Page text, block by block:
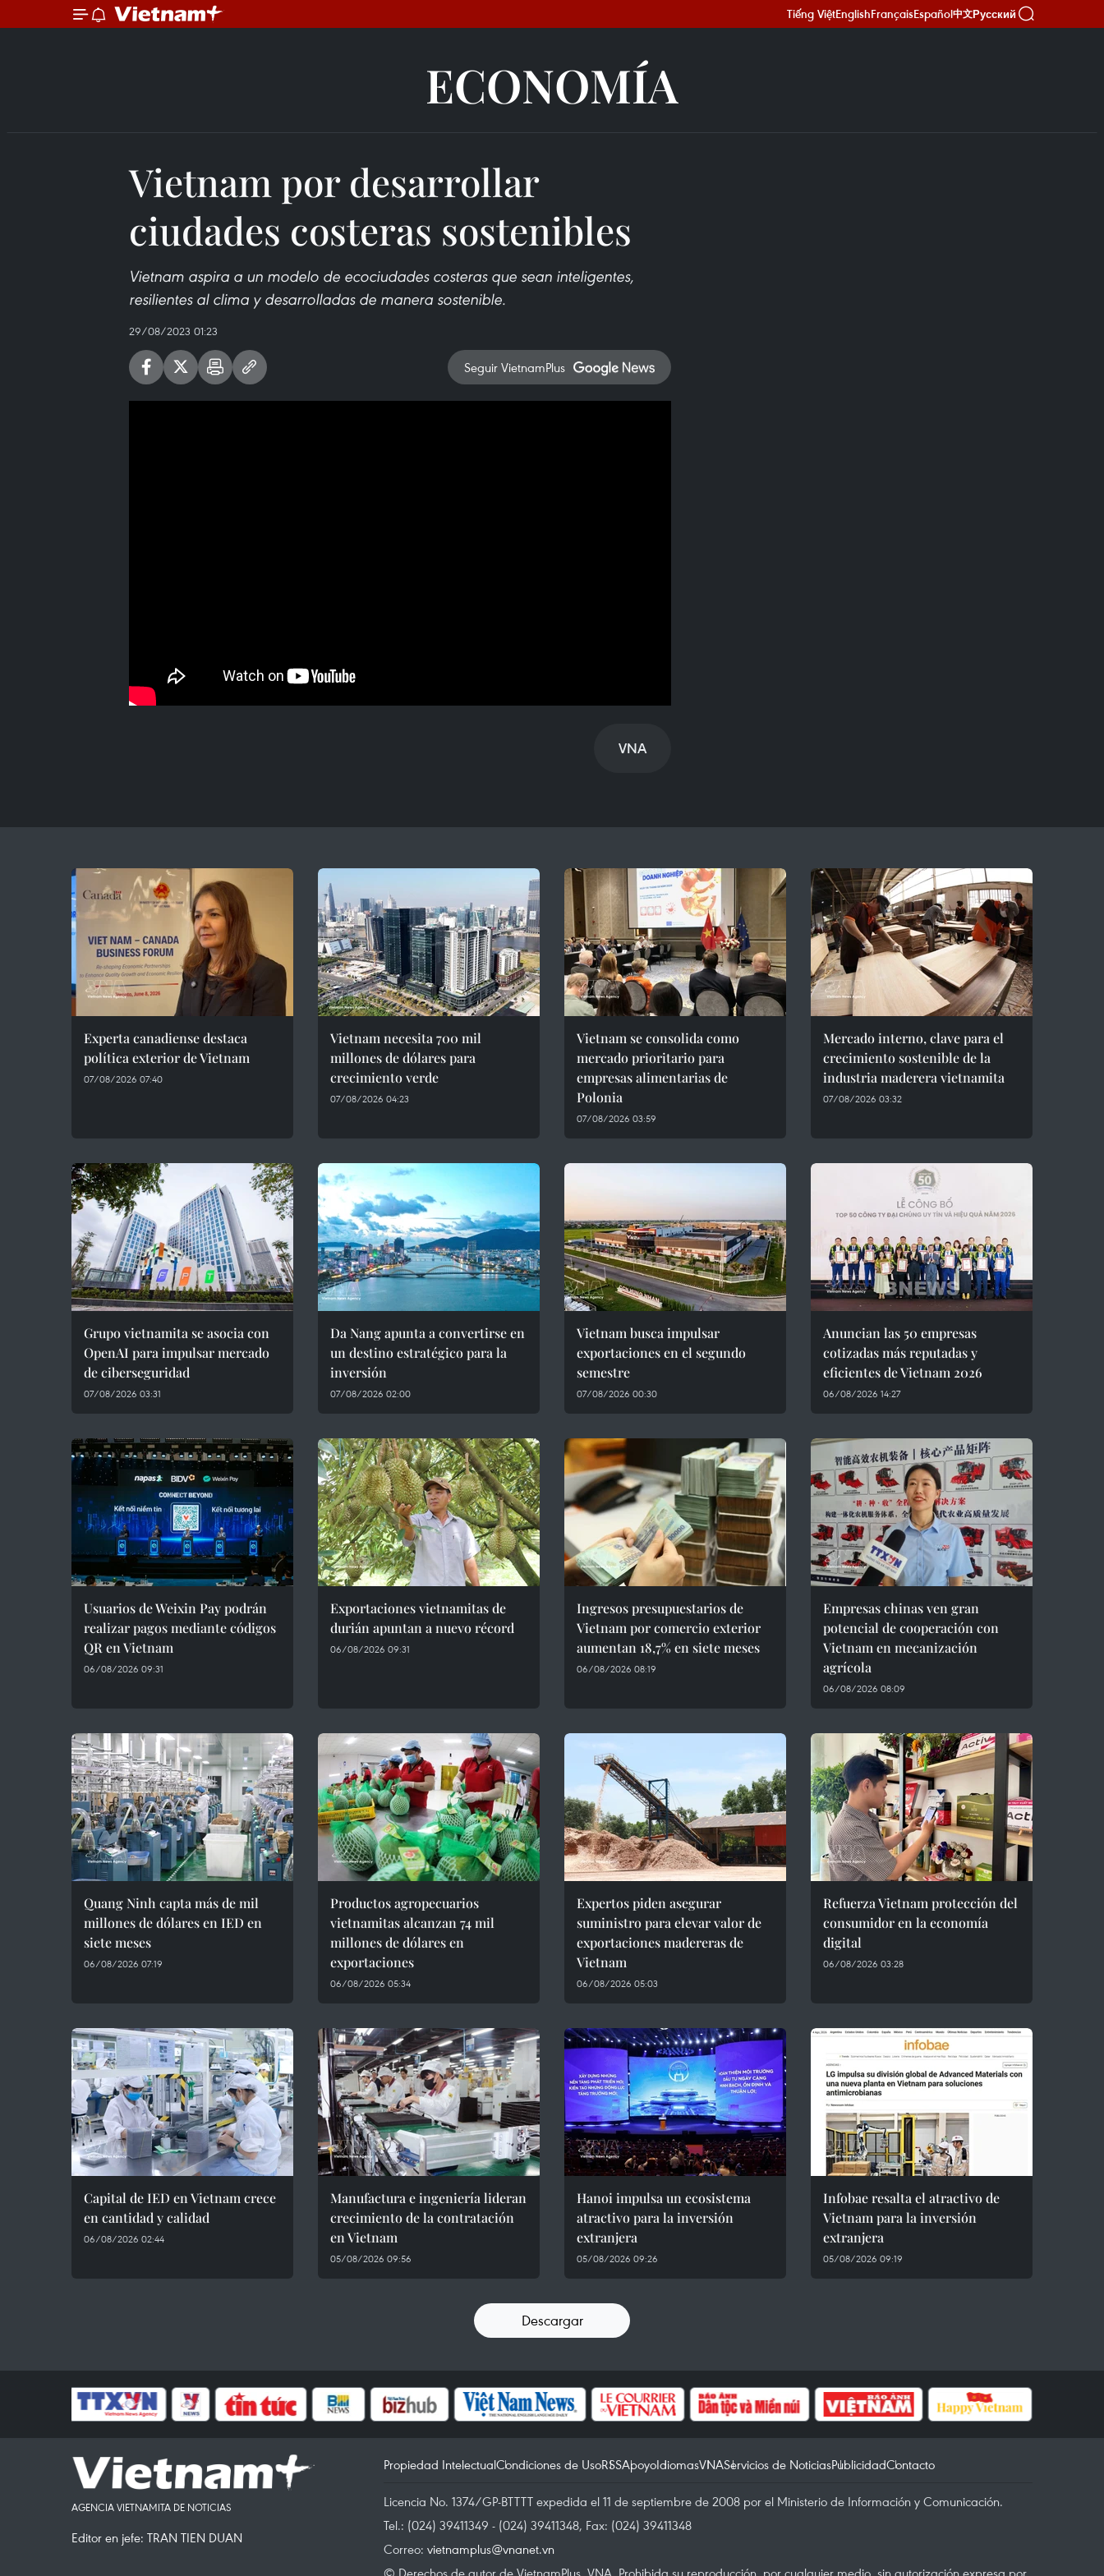
Tiếng ViệtEnglishFrançaisEspañol中文Русский
ECONOMÍA
Vietnam por desarrollar
ciudades costeras sostenibles
Vietnam aspira a un modelo de ecociudades costeras que sean inteligentes,
resilientes al clima y desarrolladas de manera sostenible.
29/08/2023 01:23
Seguir VietnamPlus
VNA
Experta canadiense destaca
política exterior de Vietnam
07/08/2026 07:40
Vietnam necesita 700 mil
millones de dólares para
crecimiento verde
07/08/2026 04:23
Vietnam se consolida como
mercado prioritario para
empresas alimentarias de
Polonia
07/08/2026 03:59
Mercado interno, clave para el
crecimiento sostenible de la
industria maderera vietnamita
07/08/2026 03:32
Grupo vietnamita se asocia con
OpenAI para impulsar mercado
de ciberseguridad
07/08/2026 03:31
Da Nang apunta a convertirse en
un destino estratégico para la
inversión
07/08/2026 02:00
Vietnam busca impulsar
exportaciones en el segundo
semestre
07/08/2026 00:30
Anuncian las 50 empresas
cotizadas más reputadas y
eficientes de Vietnam 2026
06/08/2026 14:27
Usuarios de Weixin Pay podrán
realizar pagos mediante códigos
QR en Vietnam
06/08/2026 09:31
Exportaciones vietnamitas de
durián apuntan a nuevo récord
06/08/2026 09:31
Ingresos presupuestarios de
Vietnam por comercio exterior
aumentan 18,7% en siete meses
06/08/2026 08:19
Empresas chinas ven gran
potencial de cooperación con
Vietnam en mecanización
agrícola
06/08/2026 08:09
Quang Ninh capta más de mil
millones de dólares en IED en
siete meses
06/08/2026 07:19
Productos agropecuarios
vietnamitas alcanzan 74 mil
millones de dólares en
exportaciones
06/08/2026 05:34
Expertos piden asegurar
suministro para elevar valor de
exportaciones madereras de
Vietnam
06/08/2026 05:03
Refuerza Vietnam protección del
consumidor en la economía
digital
06/08/2026 03:28
Capital de IED en Vietnam crece
en cantidad y calidad
06/08/2026 02:44
Manufactura e ingeniería lideran
crecimiento de la contratación
en Vietnam
05/08/2026 09:56
Hanoi impulsa un ecosistema
atractivo para la inversión
extranjera
05/08/2026 09:26
Infobae resalta el atractivo de
Vietnam para la inversión
extranjera
05/08/2026 09:19
Descargar
AGENCIA VIETNAMITA DE NOTICIAS
Editor en jefe: TRAN TIEN DUAN
Propiedad IntelectualCondiciones de UsoRSSApoyoIdiomasVNAServicios de NoticiasPublicidadContacto
Licencia No. 1374/GP-BTTTT expedida el 11 de septiembre de 2008 por el Ministerio de Información y Comunicación.
Tel.: (024) 39411349 - (024) 39411348, Fax: (024) 39411348
Correo: vietnamplus@vnanet.vn
© Derechos de autor de VietnamPlus, VNA. Prohibida su reproducción, por cualquier medio, sin autorización expresa por